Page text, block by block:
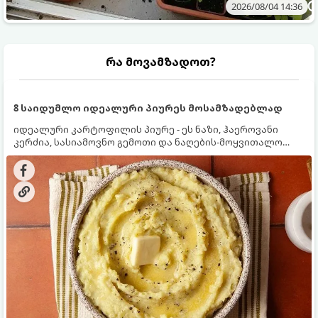
2026/08/04 14:36
რა მოვამზადოთ?
8 საიდუმლო იდეალური პიურეს მოსამზადებლად
იდეალური კარტოფილის პიურე - ეს ნაზი, ჰაეროვანი
კერძია, სასიამოვნო გემოთი და ნაღების-მოყვითალო
ფერით. მისი მომზადება ძალიან მარტივია, მაგრამ
არსებობს რამდენიმე საიდუმლო, რომლებიც უნდა
იცოდეთ, რომ პიურე იდეალურად გემრიელი გამოვიდეს.